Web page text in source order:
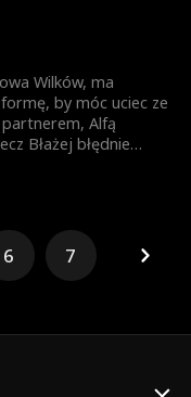
jest zagrożone,
zrozumiał
już za późno?
Wilków, ma
by móc uciec ze
Alfą
Błażej błędnie
zrozumiał
już za późno?
6 7